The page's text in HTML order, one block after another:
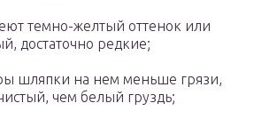
темно-желтый оттенок или
достаточно редкие;
шляпки на нем меньше грязи,
чем белый груздь;